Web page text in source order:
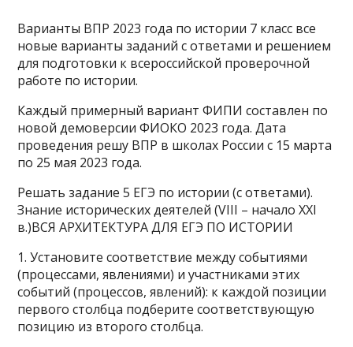
Варианты ВПР 2023 года по истории 7 класс все
новые варианты заданий с ответами и решением
для подготовки к всероссийской проверочной
работе по истории.
Каждый примерный вариант ФИПИ составлен по
новой демоверсии ФИОКО 2023 года. Дата
проведения решу ВПР в школах России с 15 марта
по 25 мая 2023 года.
Решать задание 5 ЕГЭ по истории (с ответами).
Знание исторических деятелей (VIII – начало XXI
в.)ВСЯ АРХИТЕКТУРА ДЛЯ ЕГЭ ПО ИСТОРИИ
1. Установите соответствие между событиями
(процессами, явлениями) и участниками этих
событий (процессов, явлений): к каждой позиции
первого столбца подберите соответствующую
позицию из второго столбца.